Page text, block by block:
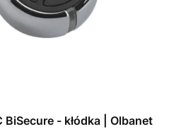
- kłódka | Olbanet